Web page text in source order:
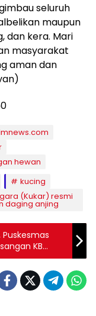
seluruh
maupun
dan kera. Mari
masyarakat
aman dan
hewan
kucing
(Kukar) resmi
daging anjing
KB